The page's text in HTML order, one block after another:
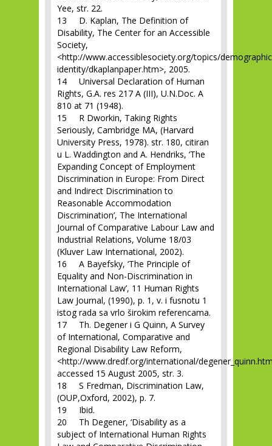
Yee, str. 22.
13 D. Kaplan, The Definition of
Disability, The Center for an Accessible
Society,
<http://www.accessiblesociety.org/topics/
identity/dkaplanpaper.htm>, 2005.
14 Universal Declaration of Human
Rights, G.A. res 217 A (III), U.N.Doc. A
810 at 71 (1948).
15 R Dworkin, Taking Rights
Seriously, Cambridge MA, (Harvard
University Press, 1978). str. 180, citiran
u L. Waddington and A. Hendriks, ‘The
Expanding Concept of Employment
Discrimination in Eu­rope: From Direct
and Indirect Discrimination to
Reasonable Accommodation
Discrimination’, The International
Journal of Comparative Labour Law and
Industrial Relations, Volume 18/03
(Kluver Law International, 2002).
16 A Bayefsky, ‘The Principle of
Equality and Non-Discrimination in
International Law’, 11 Human Rights
Law Journal, (1990), p. 1, v. i fusnotu 1
istog rada sa vrlo širokim referencama.
17 Th. Degener i G Quinn, A Survey
of International, Comparative and
Regional Disability Law Reform,
<http://www.dredf.org/international/
accessed 15 August 2005, str. 3.
18 S Fredman, Discrimination Law,
(OUP,Oxford, 2002), p. 7.
19 Ibid.
20 Th Degener, ‘Disability as a
subject of International Human Rights